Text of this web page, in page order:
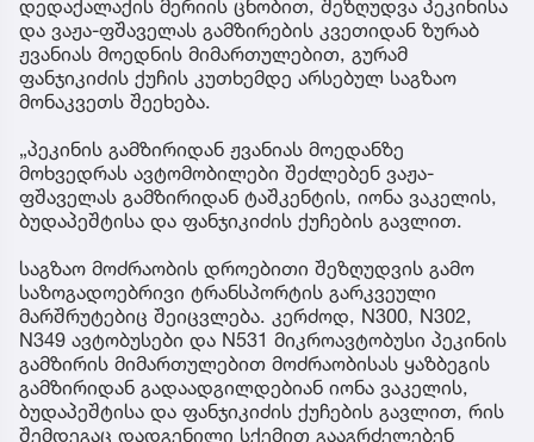
დედაქალაქის მერიის ცნობით, შეზღუდვა პეკინისა
და ვაჟა-ფშაველას გამზირების კვეთიდან ზურაბ
ჟვანიას მოედნის მიმართულებით, გურამ
ფანჯიკიძის ქუჩის კუთხემდე არსებულ საგზაო
მონაკვეთს შეეხება.
„პეკინის გამზირიდან ჟვანიას მოედანზე
მოხვედრას ავტომობილები შეძლებენ ვაჟა-
ფშაველას გამზირიდან ტაშკენტის, იონა ვაკელის,
ბუდაპეშტისა და ფანჯიკიძის ქუჩების გავლით.
საგზაო მოძრაობის დროებითი შეზღუდვის გამო
საზოგადოებრივი ტრანსპორტის გარკვეული
მარშრუტებიც შეიცვლება. კერძოდ, N300, N302,
N349 ავტობუსები და N531 მიკროავტობუსი პეკინის
გამზირის მიმართულებით მოძრაობისას ყაზბეგის
გამზირიდან გადაადგილდებიან იონა ვაკელის,
ბუდაპეშტისა და ფანჯიკიძის ქუჩების გავლით, რის
შემდეგაც დადგენილი სქემით გააგრძელებენ